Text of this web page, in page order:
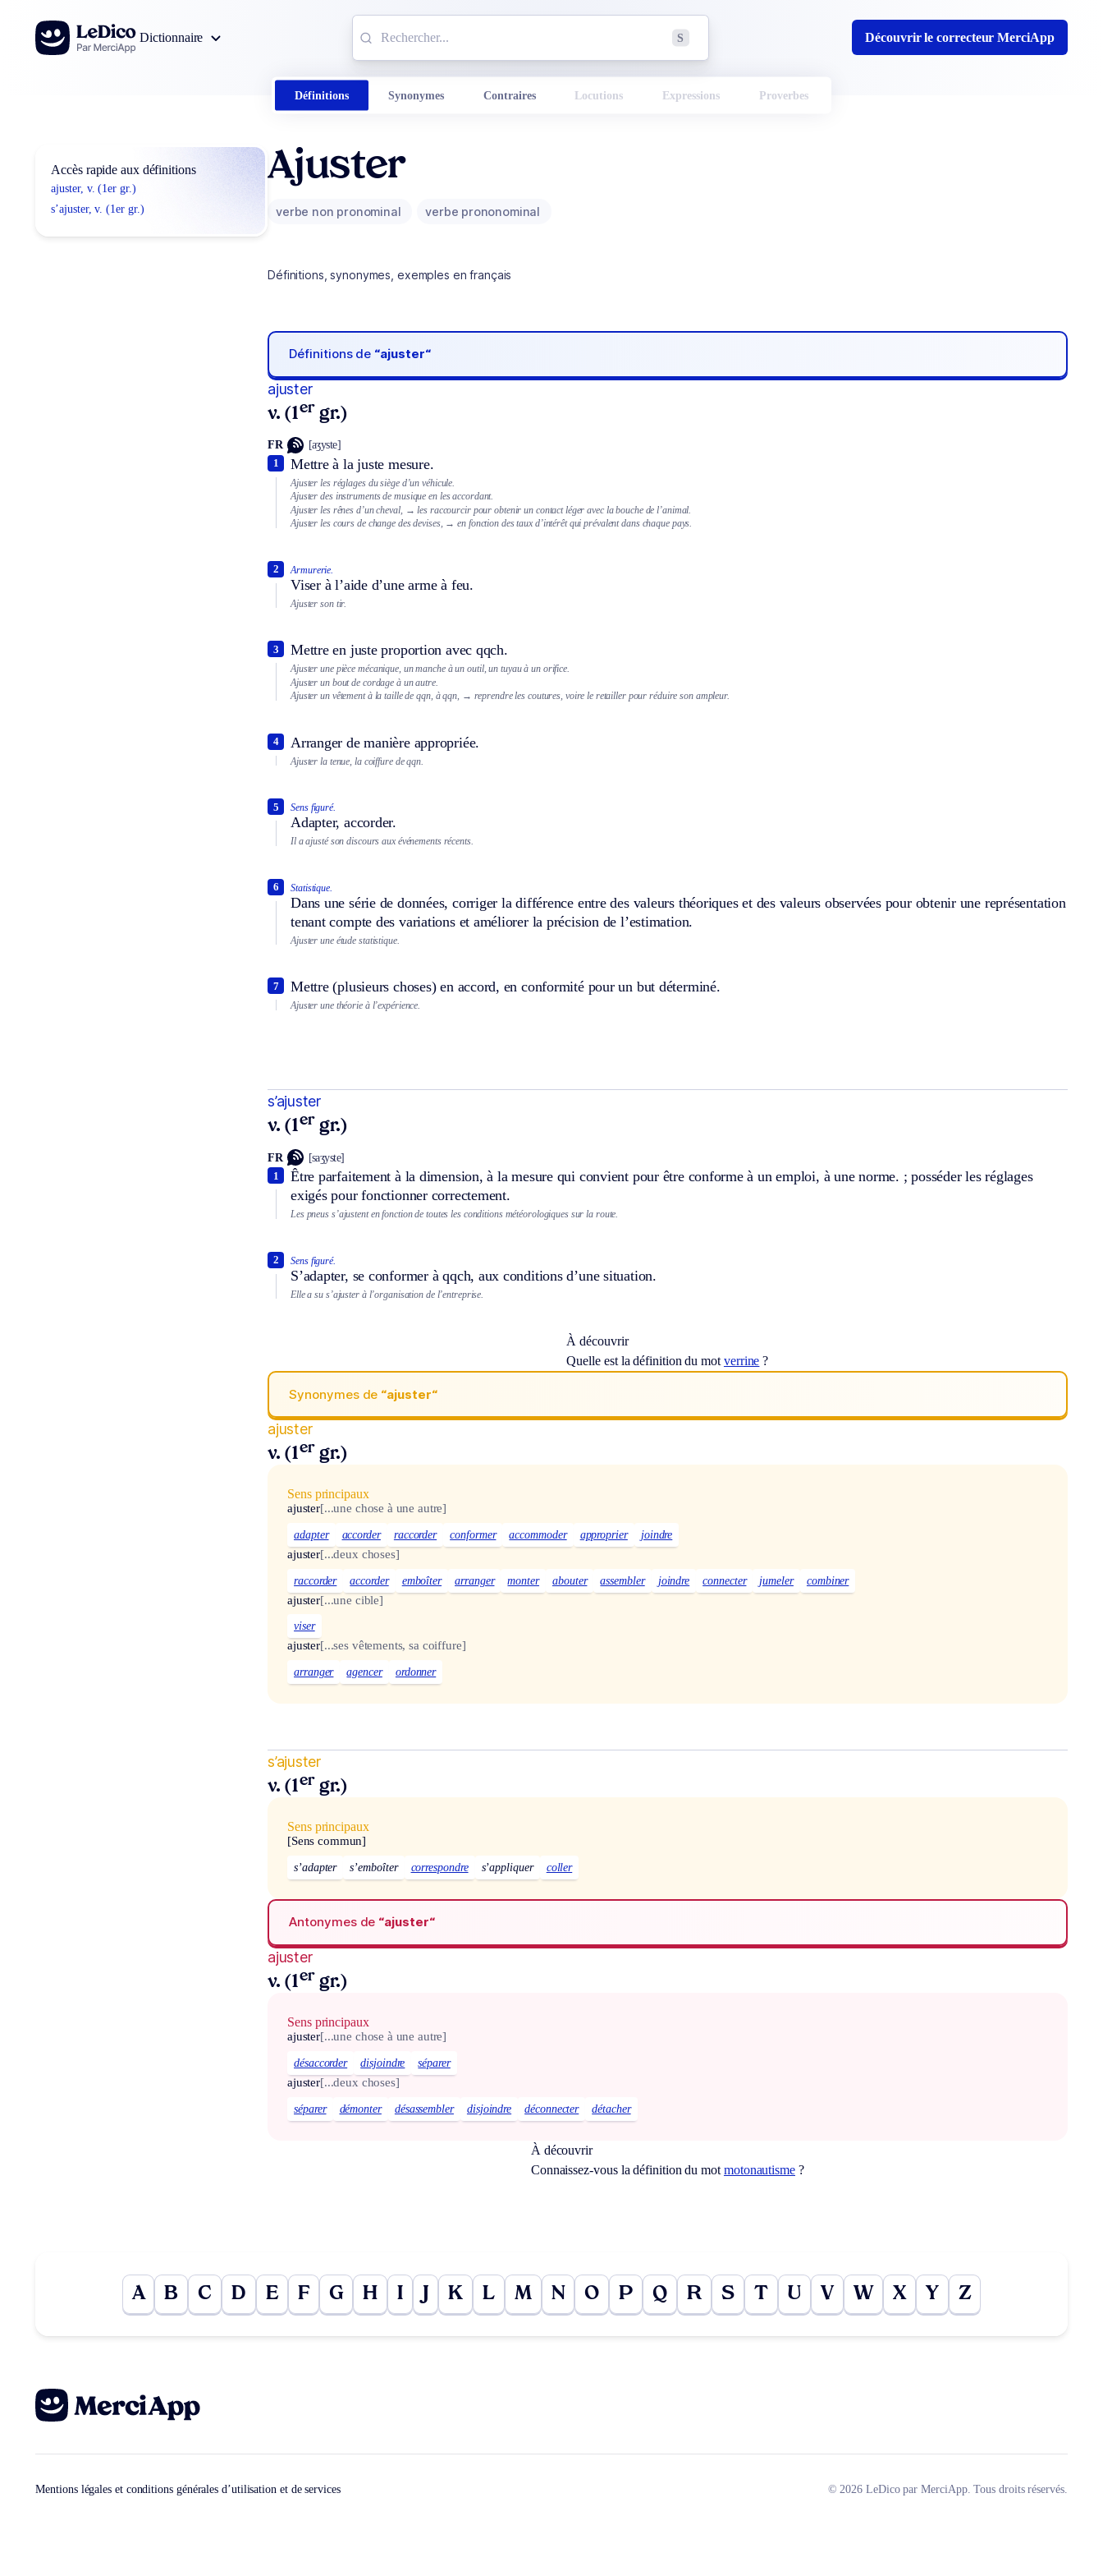
Aller au contenu
Dictionnaire
S Découvrir le correcteur MerciApp
Définitions Synonymes Contraires Locutions Expressions Proverbes
Accès rapide aux définitions
ajuster, v. (1er gr.)
s’ajuster, v. (1er gr.)
Ajuster
verbe non pronominal verbe prononominal
Définitions, synonymes, exemples en français
Définitions de “ajuster“
ajuster
v. (1er gr.)
FR [aʒyste]
Mettre à la juste mesure.
1
Ajuster les réglages du siège d’un véhicule.
Ajuster des instruments de musique en les accordant.
Ajuster les rênes d’un cheval, → les raccourcir pour obtenir un contact léger avec la bouche de l’animal.
Ajuster les cours de change des devises, → en fonction des taux d’intérêt qui prévalent dans chaque pays.
Armurerie.
Viser à l’aide d’une arme à feu.
2
Ajuster son tir.
Mettre en juste proportion avec qqch.
3
Ajuster une pièce mécanique, un manche à un outil, un tuyau à un orifice.
Ajuster un bout de cordage à un autre.
Ajuster un vêtement à la taille de qqn, à qqn, → reprendre les coutures, voire le retailler pour réduire son ampleur.
Arranger de manière appropriée.
4
Ajuster la tenue, la coiffure de qqn.
Sens figuré.
Adapter, accorder.
5
Il a ajusté son discours aux événements récents.
Statistique.
Dans une série de données, corriger la différence entre des valeurs théoriques et des valeurs observées pour obtenir une représentation
tenant compte des variations et améliorer la précision de l’estimation.
6
Ajuster une étude statistique.
Mettre (plusieurs choses) en accord, en conformité pour un but déterminé.
7
Ajuster une théorie à l’expérience.
s’ajuster
v. (1er gr.)
FR [saʒyste]
Être parfaitement à la dimension, à la mesure qui convient pour être conforme à un emploi, à une norme. ; posséder les réglages
exigés pour fonctionner correctement.
1
Les pneus s’ajustent en fonction de toutes les conditions météorologiques sur la route.
Sens figuré.
S’adapter, se conformer à qqch, aux conditions d’une situation.
2
Elle a su s’ajuster à l’organisation de l’entreprise.
À découvrir
Quelle est la définition du mot verrine ?
Synonymes de “ajuster“
ajuster
v. (1er gr.)
Sens principaux
ajuster[...une chose à une autre]
adapter accorder raccorder conformer accommoder approprier joindre
ajuster[...deux choses]
raccorder accorder emboîter arranger monter abouter assembler joindre connecter jumeler combiner
ajuster[...une cible]
viser
ajuster[...ses vêtements, sa coiffure]
arranger agencer ordonner
s’ajuster
v. (1er gr.)
Sens principaux
[Sens commun]
s’adapter s’emboîter correspondre s’appliquer coller
Antonymes de “ajuster“
ajuster
v. (1er gr.)
Sens principaux
ajuster[...une chose à une autre]
désaccorder disjoindre séparer
ajuster[...deux choses]
séparer démonter désassembler disjoindre déconnecter détacher
À découvrir
Connaissez-vous la définition du mot motonautisme?
A B C D E F G H I K L M N O P Q R S T U V W X Y Z
Mentions légales et conditions générales d’utilisation et de services © 2026 LeDico par MerciApp. Tous droits réservés.